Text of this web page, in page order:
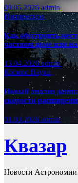
09.05.2026 admin
Интиресное
Как обустроить
частном доме или на
13.04.2026admin
Космос Наука
Новый анализ
скорости
01.03.2026admin
Квазар
Новости Астрономии